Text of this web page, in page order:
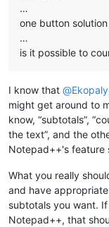
…
one button
…
is it possible to
I know that @
might get around to
know, “subtotals”,
the text”, and the
Notepad++'s feature
What you really
and have
subtotals you want.
Notepad++, that